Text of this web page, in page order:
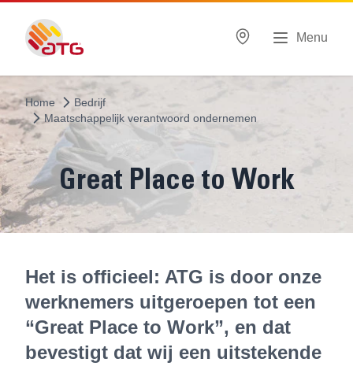
Menu
Home
Bedrijf
Maatschappelijk verantwoord ondernemen
Great Place to Work
Het is officieel: ATG is door onze
werknemers uitgeroepen tot een
“Great Place to Work”, en dat
bevestigt dat wij een uitstekende